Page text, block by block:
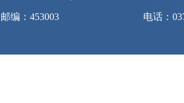
邮编：453003 电话：